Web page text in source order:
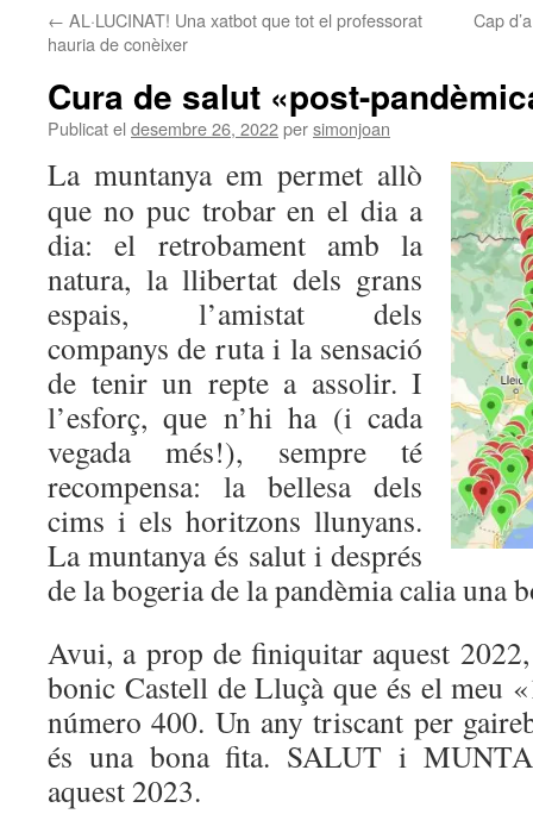
← AL·LUCINAT! Una xatbot que tot el professorat
hauria de conèixer
Cap
Cura de salut «post-
Publicat el desembre 26, 2022persimonjoan
La muntanya em permet allò
que no puc trobar en el dia a
dia: el retrobament amb la
natura, la llibertat dels grans
espais, l’amistat dels
companys de ruta i la sensació
de tenir un repte a assolir. I
l’esforç, que n’hi ha (i cada
vegada més!), sempre té
recompensa: la bellesa dels
cims i els horitzons llunyans.
La muntanya és salut i després
de la bogeria de la pandèmia calia una
Avui, a prop de finiquitar aquest
bonic Castell de Lluçà que és el meu
número 400. Un any triscant per
és una bona fita. SALUT i
aquest 2023.